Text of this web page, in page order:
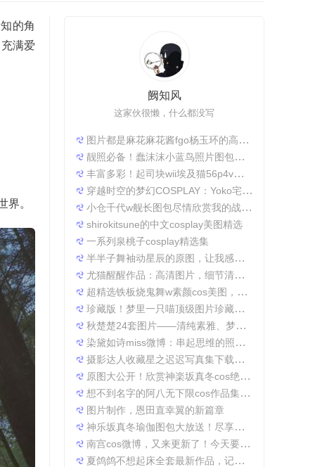
的角
满爱
界。
阙知风
这家伙很懒，什么都没写
图片都是麻花麻花酱fgo杨玉环的高清照片，太好看了
靓照必备！蠢沫沫小蓝鸟照片图包合集
丰富多彩！起司块wii埃及猫56p4v照片精选大集合
穿越时空的梦幻COSPLAY：Yoko宅夏电子档图包
小仓千代w舰长图包尽情欣赏我的战场作品集
shirokitsune的中文cosplay美图精选
一系列泉桃子cosplay精选集
半半子舞袖动星辰的原图，让我感受到了摄影的魅力
尤猫醒醒作品：高清图片，细节清晰展现真实美。
超精选铁板烧鬼舞w素颜cos美图，一定不会让你失望
珍藏版！梦里一只喵顶级图片珍藏套装。
秋楚楚24套图片——清纯素雅、梦幻唯美，成就一张张经典美图。
染黛如诗miss微博：串起思维的照片收集
摄影达人收藏星之迟迟写真集下载，原图分享带来无限想象空间。
原图大公开！欣赏神楽坂真冬cos绝対服従的高清细节
想不到名字的阿八无下限cos作品集锦，带你领略不一般的角色扮演魅力
图片制作，恩田直幸翼的新篇章
神乐坂真冬瑜伽图包大放送！尽享原图精粹
南宫cos微博，又来更新了！今天要分享一些特别的东西哦。
夏鸽鸽不想起床全套最新作品，记录最美时光。